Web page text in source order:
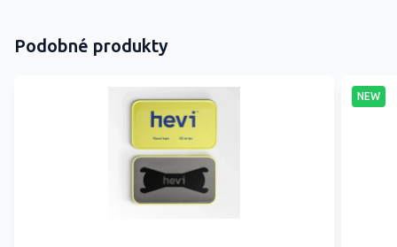
Podobné produkty
NEW